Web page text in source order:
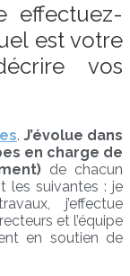
effectuez-
est votre
vos
. J’évolue dans
en charge de
de chacun
les suivantes : je
j’effectue
et l’équipe
en soutien de